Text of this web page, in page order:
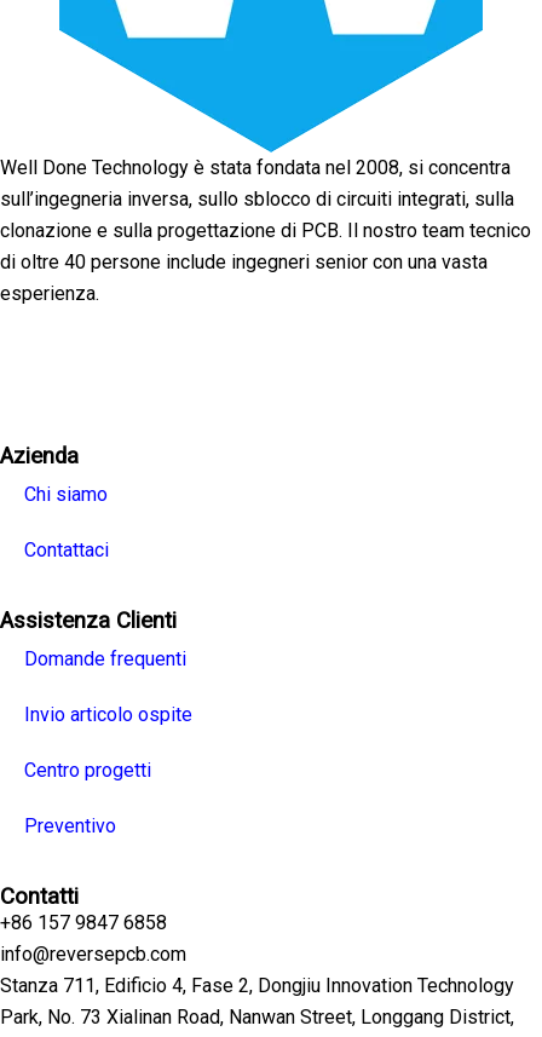
Well Done Technology è stata fondata nel 2008, si concentra
sull’ingegneria inversa, sullo sblocco di circuiti integrati, sulla
clonazione e sulla progettazione di PCB. Il nostro team tecnico
di oltre 40 persone include ingegneri senior con una vasta
esperienza.
Azienda
Chi siamo
Contattaci
Assistenza Clienti
Domande frequenti
Invio articolo ospite
Centro progetti
Preventivo
Contatti
+86 157 9847 6858
info@reversepcb.com
Stanza 711, Edificio 4, Fase 2, Dongjiu Innovation Technology
Park, No. 73 Xialinan Road, Nanwan Street, Longgang District,